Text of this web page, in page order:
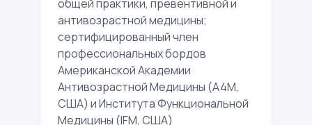
общей практики, превентивной и
антивозрастной медицины;
сертифицированный член
профессиональных бордов
Американской Академии
Антивозрастной Медицины (A4M,
США) и Института Функциональной
Медицины (IFM, США)